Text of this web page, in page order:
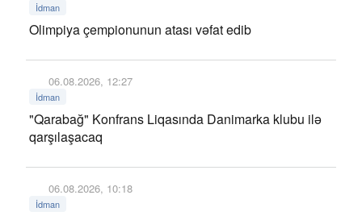
İdman
Olimpiya çempionunun atası vəfat edib
06.08.2026, 12:27
İdman
"Qarabağ" Konfrans Liqasında Danimarka klubu ilə
qarşılaşacaq
06.08.2026, 10:18
İdman